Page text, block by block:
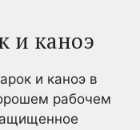
и каноэ
и каноэ в
рабочем